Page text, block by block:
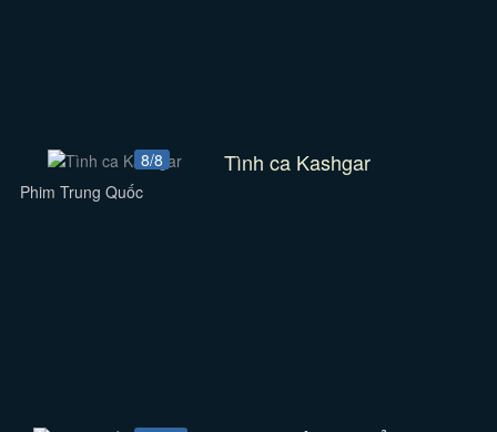
8/8 Tình ca Kashgar
Phim Trung Quốc